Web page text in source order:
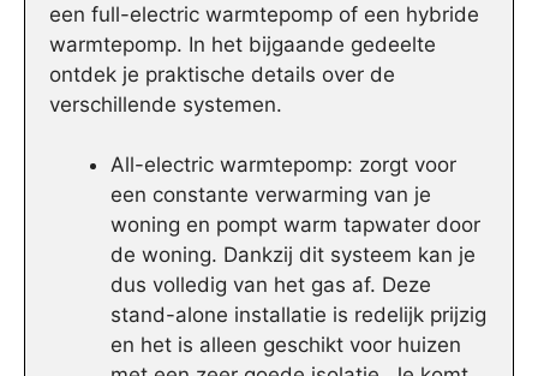
een full-electric warmtepomp of een hybride
warmtepomp. In het bijgaande gedeelte
ontdek je praktische details over de
verschillende systemen.
All-electric warmtepomp: zorgt voor
een constante verwarming van je
woning en pompt warm tapwater door
de woning. Dankzij dit systeem kan je
dus volledig van het gas af. Deze
stand-alone installatie is redelijk prijzig
en het is alleen geschikt voor huizen